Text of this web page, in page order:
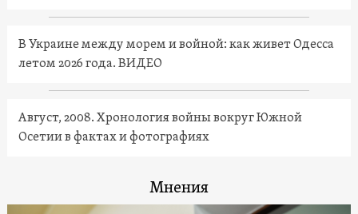
В Украине между морем и войной: как живет Одесса
летом 2026 года. ВИДЕО
Август, 2008. Хронология войны вокруг Южной
Осетии в фактах и фотографиях
Мнения